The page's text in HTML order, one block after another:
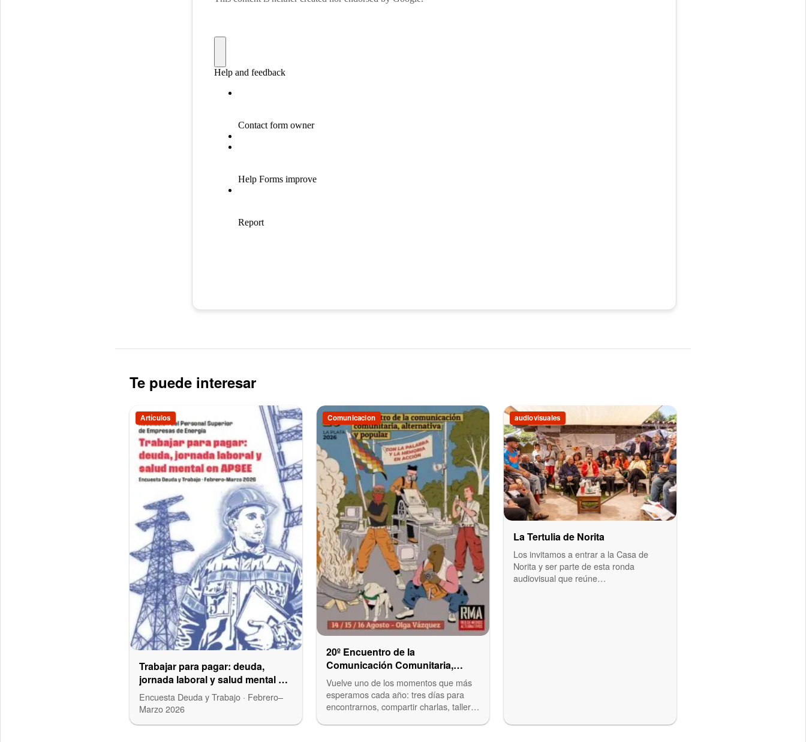
Te puede interesar
Artículos
Trabajar para pagar: deuda,
jornada laboral y salud mental en
APSEE
Encuesta Deuda y Trabajo · Febrero–
Marzo 2026
Comunicacion
20º Encuentro de la
Comunicación Comunitaria,
Alternativa y Popular en La Plata
Vuelve uno de los momentos que más
esperamos cada año: tres días para
encontrarnos, compartir charlas, talleres
audiovisuales
La Tertulia de Norita
Los invitamos a entrar a la Casa de
Norita y ser parte de esta ronda
audiovisual que reúne…